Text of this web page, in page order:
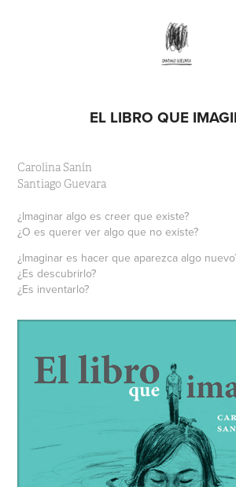
EL LIBRO QUE
Carolina Sanín
Santiago Guevara
¿Imaginar algo es creer que existe?
¿O es querer ver algo que no existe?
¿Imaginar es hacer que aparezca algo
¿Es descubrirlo?
¿Es inventarlo?